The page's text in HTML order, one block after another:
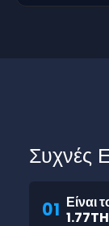
Συχνές
01